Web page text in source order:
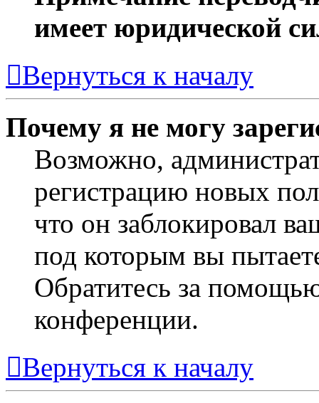
имеет юридической
Вернуться к началу
Почему я не могу
Возможно,
регистрацию новых
что он заблокировал
под которым вы
Обратитесь за
конференции.
Вернуться к началу